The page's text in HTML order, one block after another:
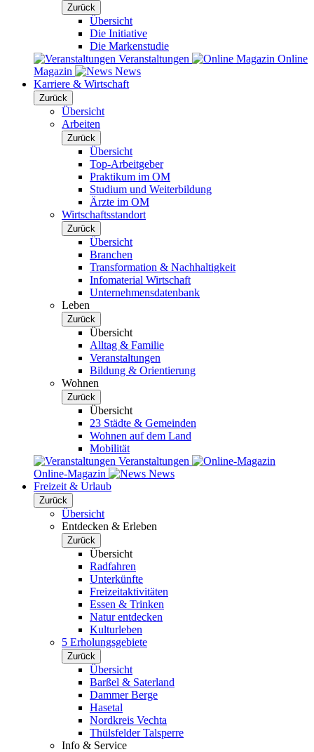
Zurück
Übersicht
Die Initiative
Die Markenstudie
Veranstaltungen
Online
Magazin
News
Karriere & Wirtschaft
Zurück
Übersicht
Arbeiten
Zurück
Übersicht
Top-Arbeitgeber
Praktikum im OM
Studium und Weiterbildung
Ärzte im OM
Wirtschaftsstandort
Zurück
Übersicht
Branchen
Transformation & Nachhaltigkeit
Infomaterial Wirtschaft
Unternehmensdatenbank
Leben
Zurück
Übersicht
Alltag & Familie
Veranstaltungen
Bildung & Orientierung
Wohnen
Zurück
Übersicht
23 Städte & Gemeinden
Wohnen auf dem Land
Mobilität
Veranstaltungen
Online-Magazin
News
Freizeit & Urlaub
Zurück
Übersicht
Entdecken & Erleben
Zurück
Übersicht
Radfahren
Unterkünfte
Freizeitaktivitäten
Essen & Trinken
Natur entdecken
Kulturleben
5 Erholungsgebiete
Zurück
Übersicht
Barßel & Saterland
Dammer Berge
Hasetal
Nordkreis Vechta
Thülsfelder Talsperre
Info & Service